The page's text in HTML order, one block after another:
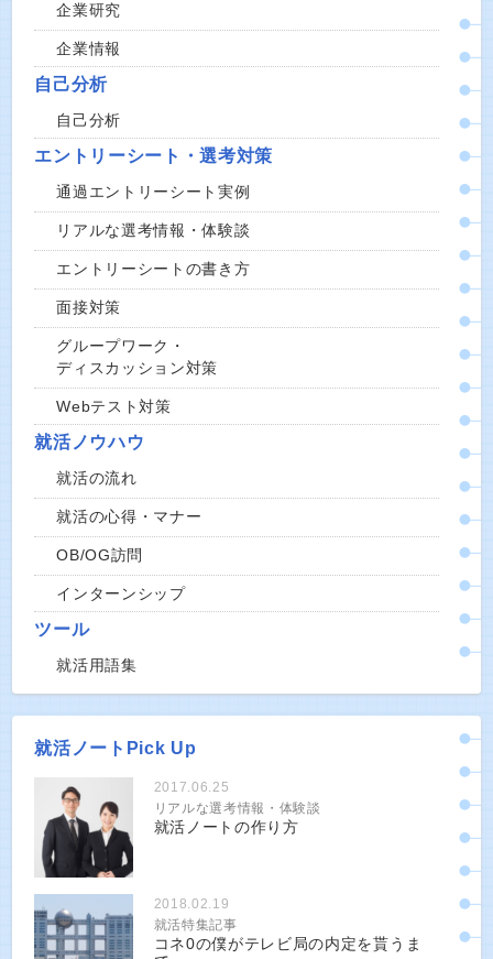
企業研究
企業情報
自己分析
自己分析
エントリーシート・選考対策
通過エントリーシート実例
リアルな選考情報・体験談
エントリーシートの書き方
面接対策
グループワーク・
ディスカッション対策
Webテスト対策
就活ノウハウ
就活の流れ
就活の心得・マナー
OB/OG訪問
インターンシップ
ツール
就活用語集
就活ノートPick Up
2017.06.25
リアルな選考情報・体験談
就活ノートの作り方
2018.02.19
就活特集記事
コネ0の僕がテレビ局の内定を貰うま